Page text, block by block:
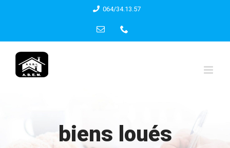
content
064/34.13.57
Email
biens loués